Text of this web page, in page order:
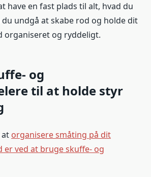
have en fast plads til alt, hvad du
undgå at skabe rod og holde dit
organiseret og ryddeligt.
og
til at holde styr
at organisere småting på dit
er ved at bruge skuffe- og